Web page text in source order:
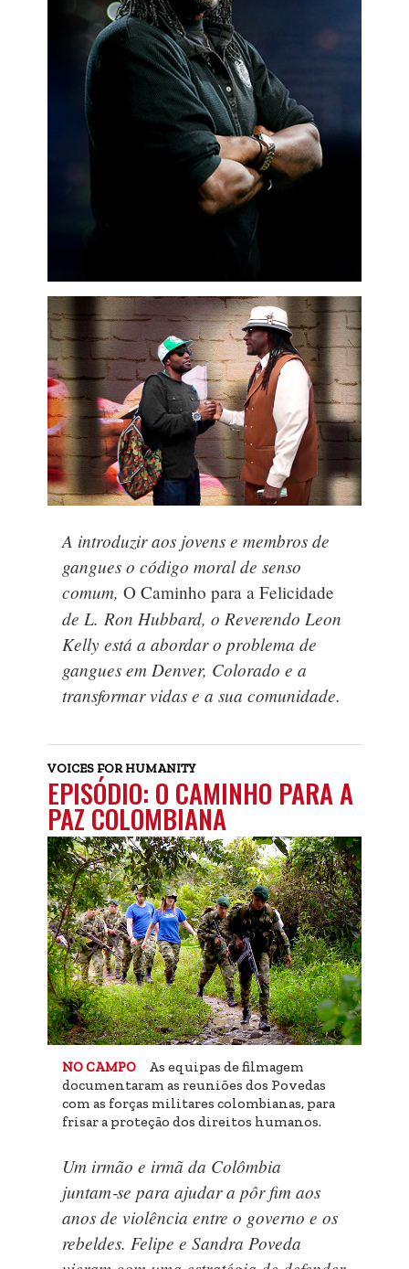
A introduzir aos jovens e membros de
gangues o código moral de senso
comum,O Caminho para a Felicidade
de L. Ron Hubbard, o Reverendo Leon
Kelly está a abordar o problema de
gangues em Denver, Colorado e a
transformar vidas e a sua comunidade.
VOICES FOR HUMANITY
EPISÓDIO: O CAMINHO PARA A
PAZ COLOMBIANA
NO CAMPO
As equipas de filmagem
documentaram as reuniões dos Povedas
com as forças militares colombianas, para
frisar a proteção dos direitos humanos.
Um irmão e irmã da Colômbia
juntam‑se para ajudar a pôr fim aos
anos de violência entre o governo e os
rebeldes. Felipe e Sandra Poveda